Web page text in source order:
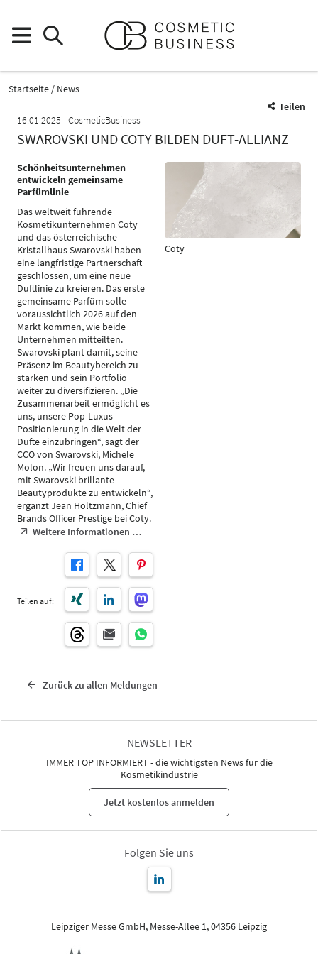
Startseite
News
Teilen
16.01.2025
CosmeticBusiness
SWAROVSKI UND COTY BILDEN DUFT-ALLIANZ
Schönheitsunternehmen
entwickeln gemeinsame
Parfümlinie
Das weltweit führende
Kosmetikunternehmen Coty
und das österreichische
Kristallhaus Swarovski haben
eine langfristige Partnerschaft
geschlossen, um eine neue
Duftlinie zu kreieren. Das erste
gemeinsame Parfüm solle
voraussichtlich 2026 auf den
Markt kommen, wie beide
Unternehmen mitteilten.
Swarovski plant damit, seine
Präsenz im Beautybereich zu
stärken und sein Portfolio
weiter zu diversifizieren. „Die
Zusammenarbeit ermöglicht es
uns, unsere Pop-Luxus-
Positionierung in die Welt der
Düfte einzubringen“, sagt der
CCO von Swarovski, Michele
Molon. „Wir freuen uns darauf,
mit Swarovski brillante
Beautyprodukte zu entwickeln“,
ergänzt Jean Holtzmann, Chief
Brands Officer Prestige bei Coty.
Weitere Informationen …
Teilen auf:
Coty
Zurück zu allen Meldungen
NEWSLETTER
IMMER TOP INFORMIERT - die wichtigsten News für die
Kosmetikindustrie
Jetzt kostenlos anmelden
Folgen Sie uns
Leipziger Messe GmbH, Messe-Allee 1, 04356 Leipzig